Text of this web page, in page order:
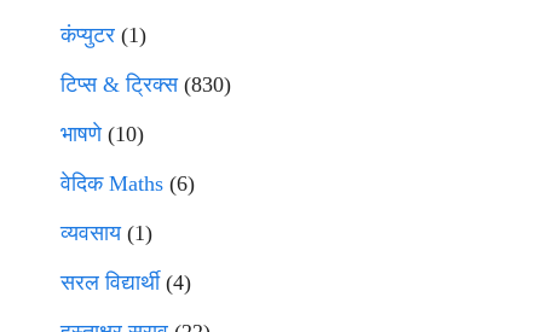
कंप्युटर (1)
टिप्स & ट्रिक्स(830)
भाषणे(10)
वेदिक Maths (6)
व्यवसाय(1)
सरल विद्यार्थी(4)